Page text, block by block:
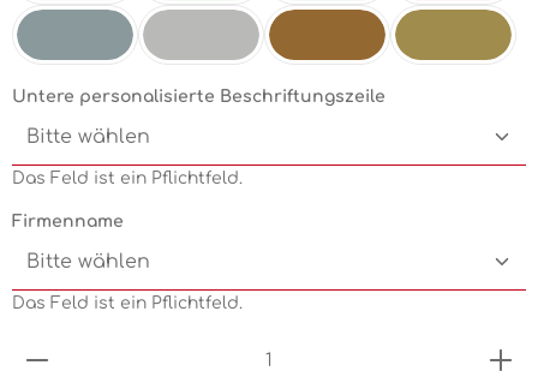
Mint Electricgreen Grün Pink
Untere personalisierte Beschriftungszeile
Das Feld ist ein Pflichtfeld.
Firmenname
Das Feld ist ein Pflichtfeld.
Produkt Anzahl: Gib den gewünschten Wert